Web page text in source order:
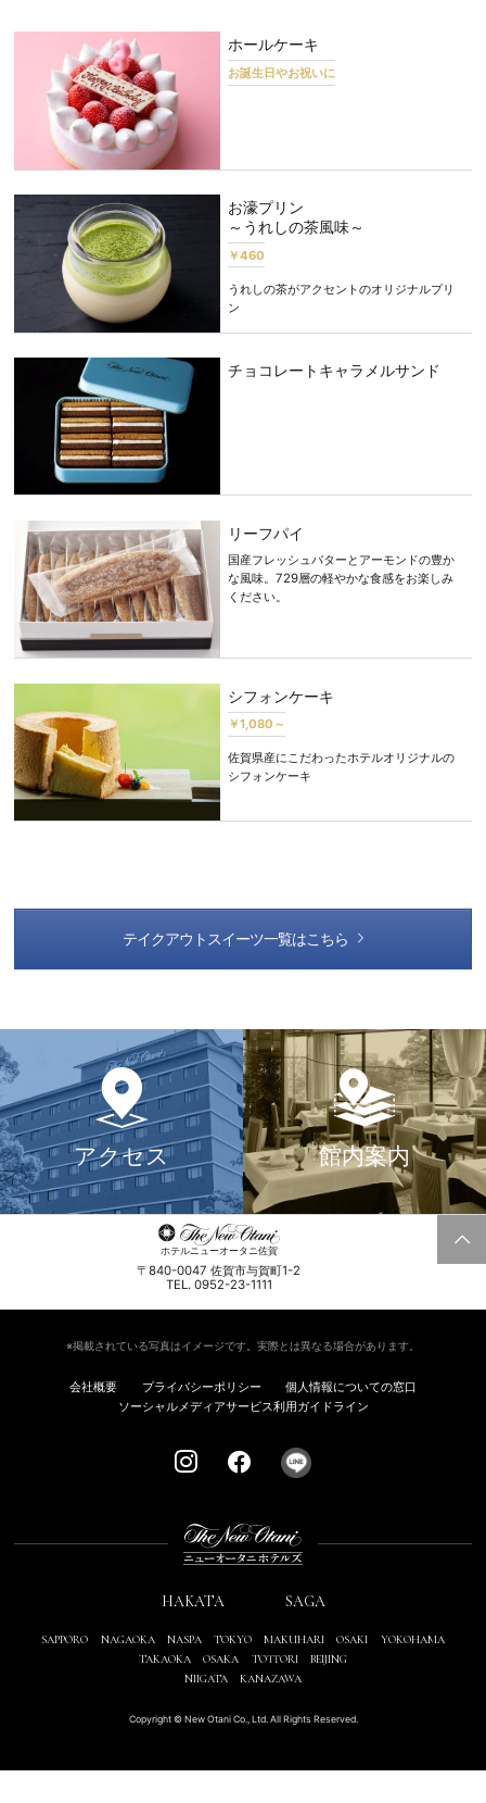
ホールケーキ
お誕生日やお祝いに
お濠プリン
～うれしの茶風味～
￥460
うれしの茶がアクセントのオリジナルプリ
ン
チョコレートキャラメルサンド
リーフパイ
国産フレッシュバターとアーモンドの豊か
な風味。729層の軽やかな食感をお楽しみ
ください。
シフォンケーキ
￥1,080～
佐賀県産にこだわったホテルオリジナルの
シフォンケーキ
テイクアウトスイーツ一覧はこちら
アクセス 館内案内
ホテルニューオータニ佐賀
〒840-0047 佐賀市与賀町1-2
TEL. 0952-23-1111
※掲載されている写真はイメージです。実際とは異なる場合があります。
会社概要 プライバシーポリシー
個人情報についての窓口
ソーシャルメディアサービス利用ガイドライン
HAKATA SAGA
SAPPORO NAGAOKA NASPA TOKYO MAKUHARI OSAKI
YOKOHAMA
TAKAOKA
OSAKA TOTTORI
BEIJING
NIIGATA
KANAZAWA
Copyright © New Otani Co., Ltd. All Rights Reserved.